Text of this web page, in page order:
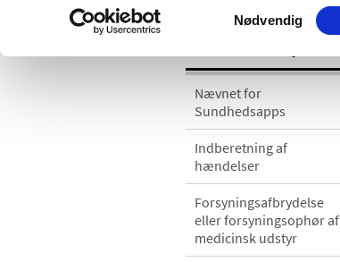
Samtykkevalg
Nødvendig
Nævnet for
Sundhedsapps
Indberetning af
hændelser
Forsyningsafbrydelse
eller forsyningsophør af
medicinsk udstyr